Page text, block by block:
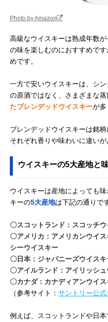
Photo by Amazon
高級なウイスキーは熟成年数
の味を楽しむのにおすすめで
めです。
一方で安いウイスキーは、シ
の原酒ではなく、さまざまな
たブレンデッドウイスキーが多
ブレンデッドウイスキーは銘
それぞれ香りや味わいに違いが
ウイスキーの5大産地と
ウイスキーは産地によっても
キーの5大産地は下記の通りで
〇スコットランド：スコッチ
〇アメリカ：アメリカンウイ
シーウイスキー
〇日本：ジャパニーズウイスキ
〇アイルランド：アイリッシ
〇カナダ：カナディアンウイ
（参考サイト： サントリー公式
例えば、スコットランドや日本